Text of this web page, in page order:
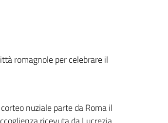
romagnole per celebrare il
nuziale parte da Roma il